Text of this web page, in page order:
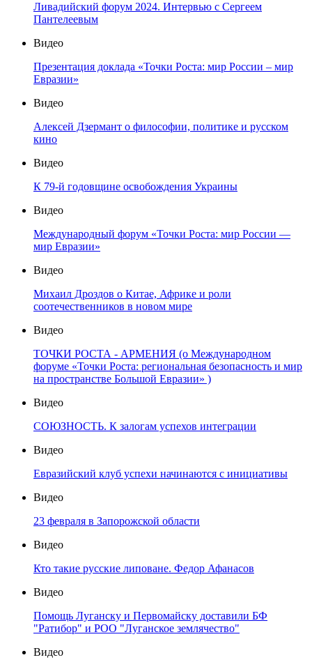
Ливадийский форум 2024. Интервью с Сергеем
Пантелеевым
Видео
Презентация доклада «Точки Роста: мир России – мир
Евразии»
Видео
Алексей Дзермант о философии, политике и русском
кино
Видео
К 79-й годовщине освобождения Украины
Видео
Международный форум «Точки Роста: мир России —
мир Евразии»
Видео
Михаил Дроздов о Китае, Африке и роли
соотечественников в новом мире
Видео
ТОЧКИ РОСТА - АРМЕНИЯ (о Международном
форуме «Точки Роста: региональная безопасность и мир
на пространстве Большой Евразии» )
Видео
СОЮЗНОСТЬ. К залогам успехов интеграции
Видео
Евразийский клуб успехи начинаются с инициативы
Видео
23 февраля в Запорожской области
Видео
Кто такие русские липоване. Федор Афанасов
Видео
Помощь Луганску и Первомайску доставили БФ
"Ратибор" и РОО "Луганское землячество"
Видео